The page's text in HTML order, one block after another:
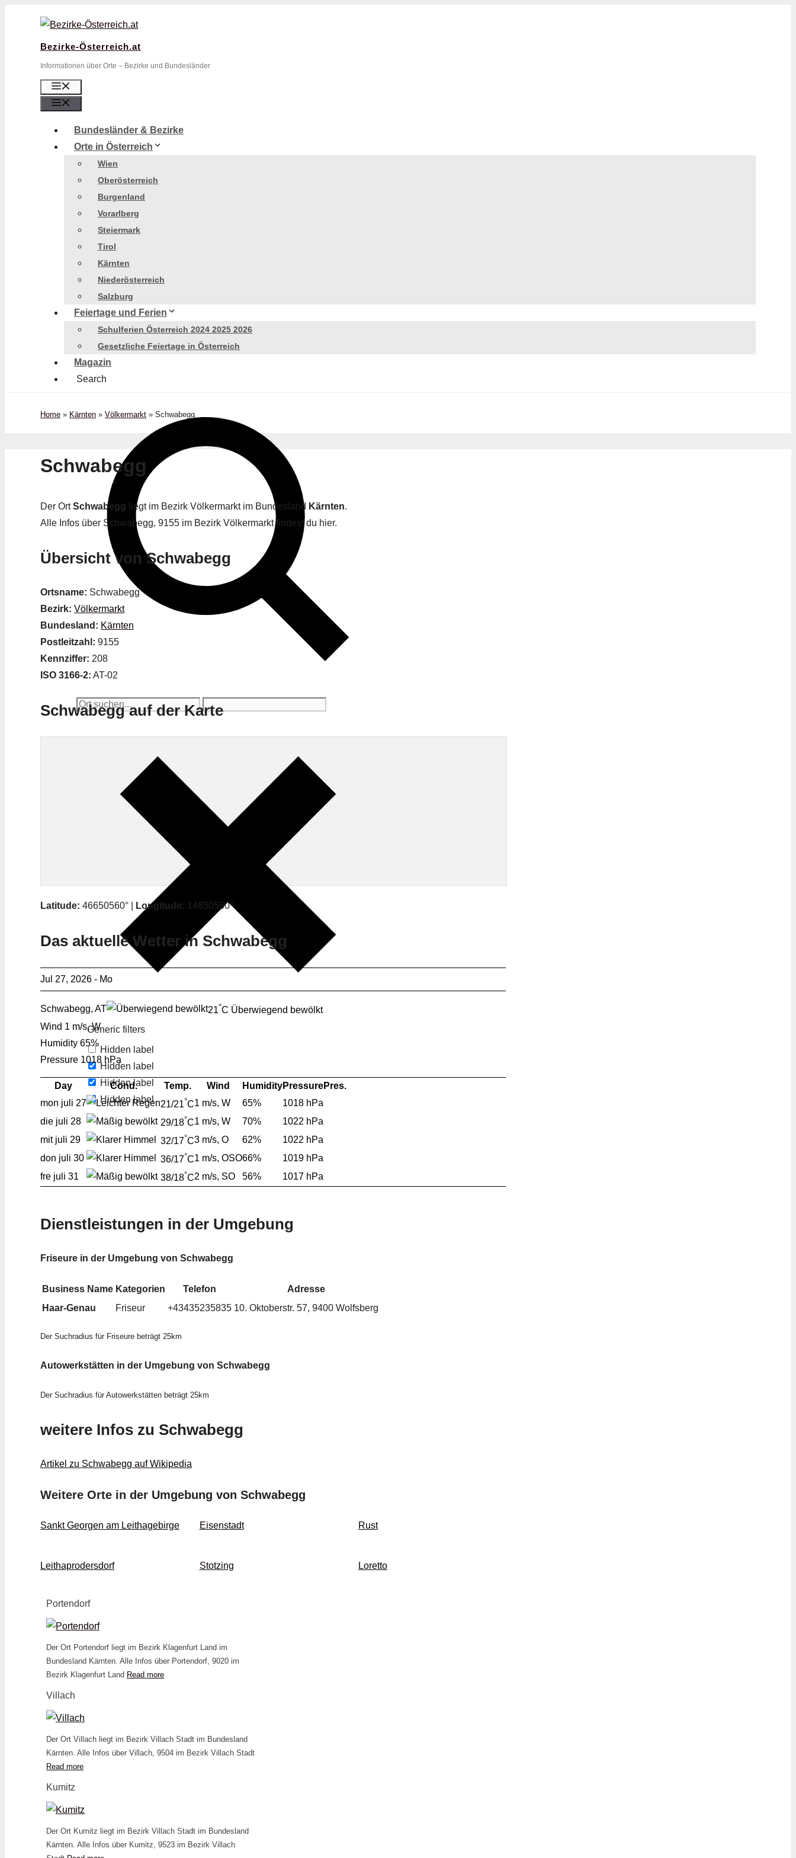
Bezirke-Österreich.at
Informationen über Orte – Bezirke und Bundesländer
Bundesländer & Bezirke
Orte in Österreich
Wien
Oberösterreich
Burgenland
Vorarlberg
Steiermark
Tirol
Kärnten
Niederösterreich
Salzburg
Feiertage und Ferien
Schulferien Österreich 2024 2025 2026
Gesetzliche Feiertage in Österreich
Magazin
Search
Generic filters
Hidden label
Hidden label
Hidden label
Hidden label
Home » Kärnten » Völkermarkt » Schwabegg
Schwabegg
Der OrtSchwabegg liegt im Bezirk Völkermarkt im Bundesland Kärnten.
Alle Infos über Schwabegg, 9155 im Bezirk Völkermarkt findest du hier.
Übersicht von Schwabegg
Ortsname: Schwabegg
Bezirk: Völkermarkt
Bundesland: Kärnten
Postleitzahl: 9155
Kennziffer: 208
ISO 3166-2: AT-02
Schwabegg auf der Karte
Latitude: 46650560° | Longitude: 14850560°
Das aktuelle Wetter in Schwabegg
Jul 27, 2026 - Mo
Schwabegg, AT 21°C Überwiegend bewölkt
Wind 1 m/s, W
Humidity 65%
Pressure 1018 hPa
Day Cond. Temp. Wind HumidityPressurePres.
mon juli 27 21/21°C1 m/s, W 65%
1018 hPa
die juli 28 29/18°C1 m/s, W 70%
1022 hPa
mit juli 29 32/17°C3 m/s, O 62%
1022 hPa
don juli 30 36/17°C1 m/s, OSO66%
1019 hPa
fre juli 31 38/18°C2 m/s, SO 56% 1017 hPa
Dienstleistungen in der Umgebung
Friseure in der Umgebung von Schwabegg
Business Name Kategorien Telefon
Adresse
Haar-Genau
Friseur +43435235835 10. Oktoberstr. 57, 9400 Wolfsberg
Der Suchradius für Friseure beträgt 25km
Autowerkstätten in der Umgebung von Schwabegg
Der Suchradius für Autowerkstätten beträgt 25km
weitere Infos zu Schwabegg
Artikel zu Schwabegg auf Wikipedia
Weitere Orte in der Umgebung von Schwabegg
Sankt Georgen am Leithagebirge Eisenstadt Rust
Leithaprodersdorf Stotzing Loretto
Portendorf
Der Ort Portendorf liegt im Bezirk Klagenfurt Land im
Bundesland Kärnten. Alle Infos über Portendorf, 9020 im
Bezirk Klagenfurt Land Read more
Villach
Der Ort Villach liegt im Bezirk Villach Stadt im Bundesland
Kärnten. Alle Infos über Villach, 9504 im Bezirk Villach Stadt
Read more
Kumitz
Der Ort Kumitz liegt im Bezirk Villach Stadt im Bundesland
Kärnten. Alle Infos über Kumitz, 9523 im Bezirk Villach